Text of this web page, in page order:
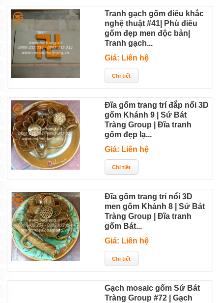
Tranh gạch gốm điêu khắc
nghệ thuật #41| Phù điêu
gốm đẹp men độc bản|
Tranh gạch...
Giá: Liên hệ
Đĩa gốm trang trí đắp nổi 3D
gốm Khánh 9 | Sứ Bát
Tràng Group | Đĩa tranh
gốm đẹp lạ...
Giá: Liên hệ
Đĩa gốm trang trí nổi 3D
men gốm Khánh 8 | Sứ Bát
Tràng Group | Đĩa tranh
gốm Bát...
Giá: Liên hệ
Gạch mosaic gốm Sứ Bát
Tràng Group #72 | Gạch